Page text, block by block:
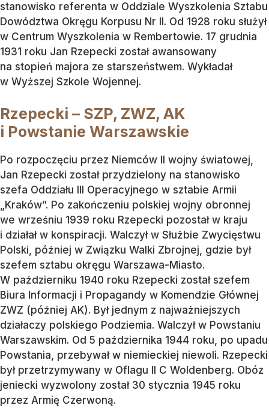
stanowisko referenta w Oddziale Wyszkolenia Sztabu
Dowództwa Okręgu Korpusu Nr II. Od 1928 roku służył
w Centrum Wyszkolenia w Rembertowie. 17 grudnia
1931 roku Jan Rzepecki został awansowany
na stopień majora ze starszeństwem. Wykładał
w Wyższej Szkole Wojennej.
Rzepecki – SZP, ZWZ, AK
i Powstanie Warszawskie
Po rozpoczęciu przez Niemców II wojny światowej,
Jan Rzepecki został przydzielony na stanowisko
szefa Oddziału III Operacyjnego w sztabie Armii
„Kraków”. Po zakończeniu polskiej wojny obronnej
we wrześniu 1939 roku Rzepecki pozostał w kraju
i działał w konspiracji. Walczył w Służbie Zwycięstwu
Polski, później w Związku Walki Zbrojnej, gdzie był
szefem sztabu okręgu Warszawa-Miasto.
W październiku 1940 roku Rzepecki został szefem
Biura Informacji i Propagandy w Komendzie Głównej
ZWZ (później AK). Był jednym z najważniejszych
działaczy polskiego Podziemia. Walczył w Powstaniu
Warszawskim. Od 5 października 1944 roku, po upadu
Powstania, przebywał w niemieckiej niewoli. Rzepecki
był przetrzymywany w Oflagu II C Woldenberg. Obóz
jeniecki wyzwolony został 30 stycznia 1945 roku
przez Armię Czerwoną.